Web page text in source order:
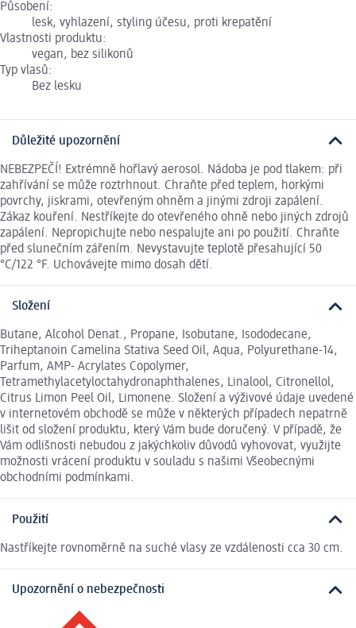
Působení:
lesk, vyhlazení, styling účesu, proti krepatění
Vlastnosti produktu:
vegan, bez silikonů
Typ vlasů:
Bez lesku
Důležité upozornění
NEBEZPEČÍ! Extrémně hořlavý aerosol. Nádoba je pod tlakem: při
zahřívání se může roztrhnout. Chraňte před teplem, horkými
povrchy, jiskrami, otevřeným ohněm a jinými zdroji zapálení.
Zákaz kouření. Nestříkejte do otevřeného ohně nebo jiných zdrojů
zapálení. Nepropichujte nebo nespalujte ani po použití. Chraňte
před slunečním zářením. Nevystavujte teplotě přesahující 50
°C/122 °F. Uchovávejte mimo dosah dětí.
Složení
Butane, Alcohol Denat., Propane, Isobutane, Isododecane,
Triheptanoin Camelina Stativa Seed Oil, Aqua, Polyurethane-14,
Parfum, AMP- Acrylates Copolymer,
Tetramethylacetyloctahydronaphthalenes, Linalool, Citronellol,
Citrus Limon Peel Oil, Limonene. Složení a výživové údaje uvedené
v internetovém obchodě se může v některých případech nepatrně
lišit od složení produktu, který Vám bude doručený. V případě, že
Vám odlišnosti nebudou z jakýchkoliv důvodů vyhovovat, využijte
možnosti vrácení produktu v souladu s našimi Všeobecnými
obchodními podmínkami.
Použití
Nastříkejte rovnoměrně na suché vlasy ze vzdálenosti cca 30 cm.
Upozornění o nebezpečnosti